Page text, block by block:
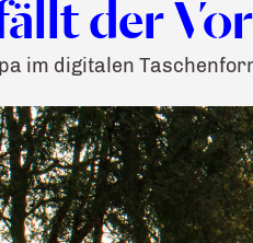
der
im digitalen